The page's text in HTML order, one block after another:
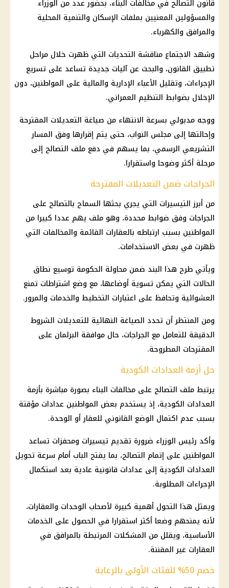
قانون التصالح في مخالفات البناء، بحضور عدد من الوزراء
والمسؤولين المعنيين بملفات الإسكان والتنمية المحلية
والمرافق والكهرباء.
وشهد الاجتماع مناقشة التحديات التي ظهرت خلال مراحل
تطبيق القانون، والبحث عن آليات جديدة تساعد على تسريع
الإجراءات، وتقليل الأعباء الإدارية والمالية على المواطنين، دون
الإخلال بضوابط التنظيم العمراني.
ووجه مدبولي بسرعة الانتهاء من صياغة التعديلات المقترحة
وإحالتها إلى مجلس النواب، حتى يتم إقرارها وفق المسار
التشريعي الرسمي، بما يسهم في دفع ملف التصالح إلى
مرحلة أكثر وضوحا واستقرارا.
الجراجات ضمن التعديلات المقترحة
من أبرز التيسيرات التي يجري بحثها السماح بالتصالح على
الجراجات وفق ضوابط محددة، وهو ملف يهم عددا كبيرا من
المواطنين بسبب ارتباطه بالعقارات القائمة والمخالفات التي
ظهرت في بعض الاستخدامات.
ويأتي طرح هذا البند ضمن محاولة الحكومة توسيع نطاق
الحالات التي يمكن تسوية أوضاعها، مع وضع اشتراطات تمنع
العشوائية وتحافظ على اعتبارات التخطيط والخدمات والمرور.
ومن المنتظر أن تحدد الصياغة النهائية للتعديلات الشروط
الدقيقة للتعامل مع الجراجات، حال موافقة البرلمان على
المقترحات المطروحة.
حل أزمة العدادات الكودية
يرتبط ملف التصالح على مخالفات البناء بصورة مباشرة بأزمة
العدادات الكودية، إذ يستخدم بعض المواطنين عدادات مؤقتة
بسبب عدم اكتمال الوضع القانوني للعقار أو الوحدة.
وأكد رئيس الوزراء ضرورة تقديم تيسيرات ومحفزات تساعد
المواطنين على إتمام التصالح، بما يفتح الباب أمام سرعة تحويل
العدادات الكودية إلى عدادات قانونية عادية بعد استكمال
الإجراءات المطلوبة.
ويمثل هذا التحول أهمية كبيرة لأصحاب الوحدات والعقارات،
لأنه يمنحهم وضعا أكثر استقرارا في الحصول على الخدمات
الأساسية، ويقلل من المشكلات المرتبطة بالمرافق في
العقارات غير المقننة.
خصم 50% للفئات الأولى بالرعاية